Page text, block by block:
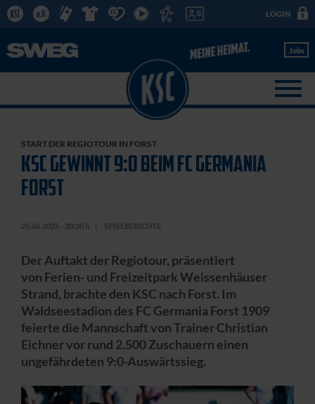
LOGIN
Jobs
START DER REGIOTOUR IN FORST
KSC GEWINNT 9:0 BEIM FC GERMANIA
FORST
25.06.2025 - 20:20 h SPIELBERICHTE
Der Auftakt der Regiotour, präsentiert
von Ferien- und Freizeitpark Weissenhäuser
Strand, brachte den KSC nach Forst. Im
Waldseestadion des FC Germania Forst 1909
feierte die Mannschaft von Trainer Christian
Eichner vor rund 2.500 Zuschauern einen
ungefährdeten 9:0-Auswärtssieg.